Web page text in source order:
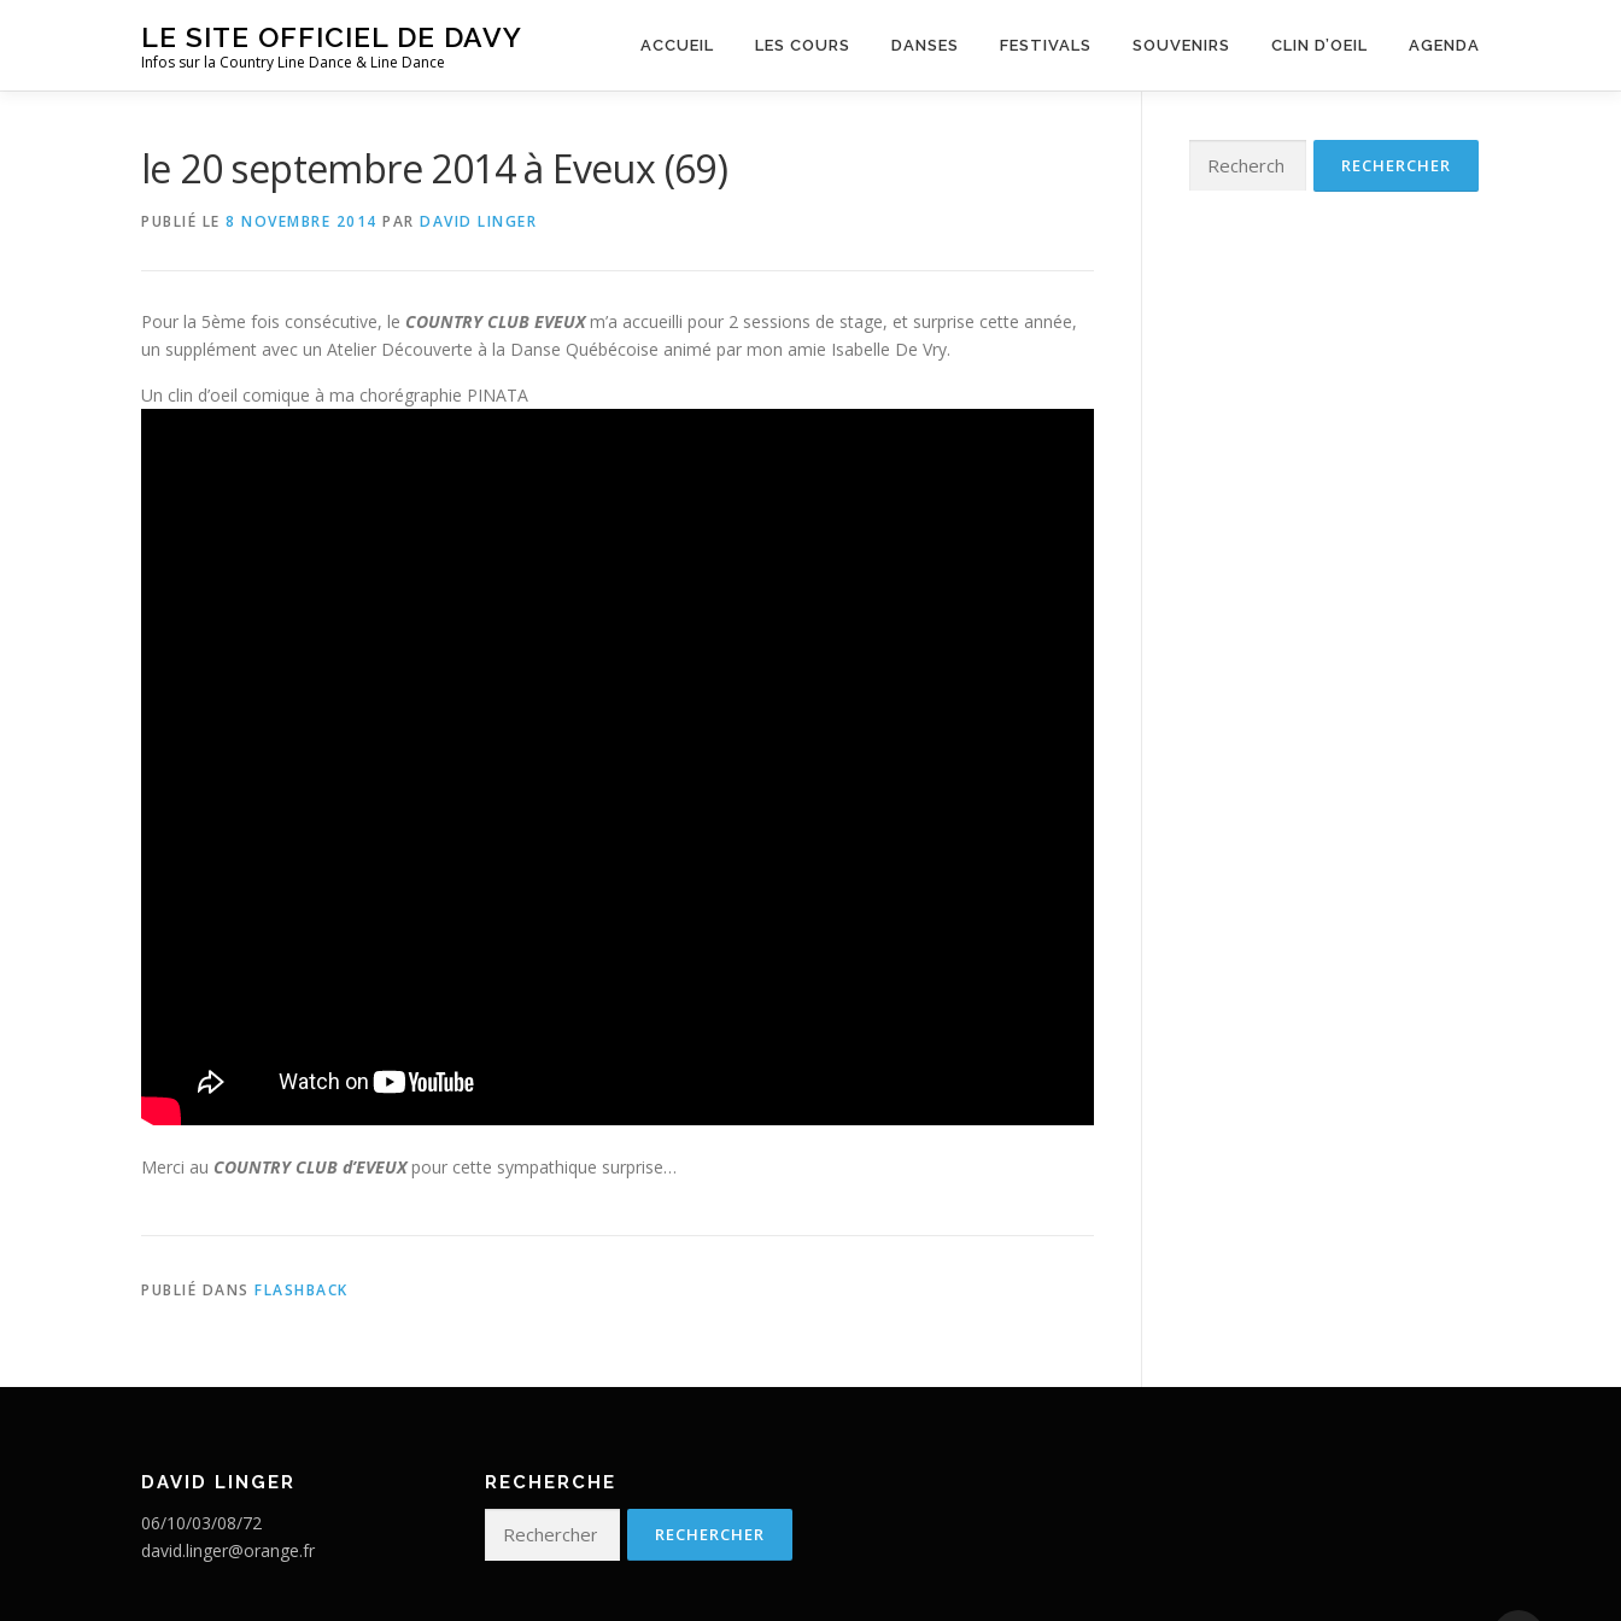
LE SITE OFFICIEL DE DAVY
Infos sur la Country Line Dance & Line Dance
ACCUEIL LES COURS DANSES FESTIVALS SOUVENIRS CLIN D’OEIL AGENDA
le 20 septembre 2014 à Eveux (69)
PUBLIÉ LE 8 NOVEMBRE 2014 PAR DAVID LINGER
Pour la 5ème fois consécutive, le COUNTRY CLUB EVEUXm’a accueilli pour 2 sessions de stage, et surprise cette année,
un supplément avec un Atelier Découverte à la Danse Québécoise animé par mon amie Isabelle De Vry.
Un clin d’oeil comique à ma chorégraphie PINATA
Merci au COUNTRY CLUB d’EVEUXpour cette sympathique surprise…
PUBLIÉ DANS FLASHBACK
DAVID LINGER
06/10/03/08/72
david.linger@orange.fr
RECHERCHE